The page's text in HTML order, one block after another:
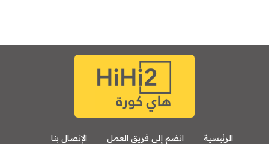
8:00 م
مباراة ودية
الرئيسية انضم إلى فريق العمل الإتصال بنا